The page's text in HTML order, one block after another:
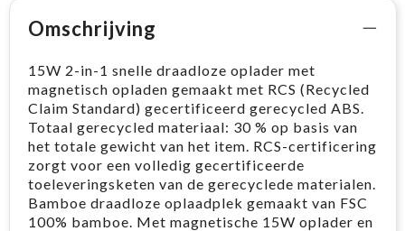
Omschrijving
15W 2-in-1 snelle draadloze oplader met
magnetisch opladen gemaakt met RCS (Recycled
Claim Standard) gecertificeerd gerecycled ABS.
Totaal gerecycled materiaal: 30 % op basis van
het totale gewicht van het item. RCS-certificering
zorgt voor een volledig gecertificeerde
toeleveringsketen van de gerecyclede materialen.
Bamboe draadloze oplaadplek gemaakt van FSC
100% bamboe. Met magnetische 15W oplader en